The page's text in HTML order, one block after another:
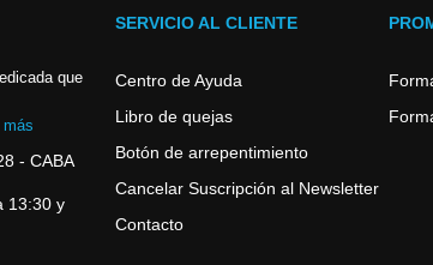
que
más
- CABA
13:30 y
SERVICIO AL CLIENTE
Centro de Ayuda
Libro de quejas
Botón de arrepentimiento
Cancelar Suscripción al Newsletter
Contacto